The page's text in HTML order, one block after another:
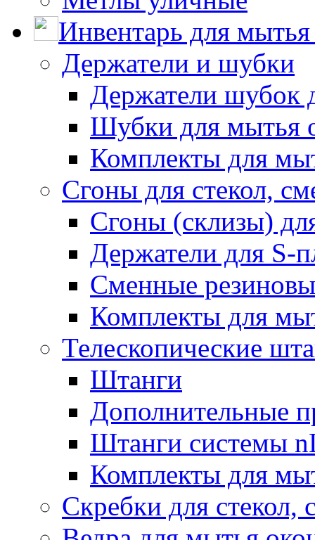
Инвентарь для мытья
Держатели и шубки
Держатели шубок
Шубки для мытья
Комплекты для
Сгоны для стекол,
Сгоны (склизы)
Держатели для S-
Сменные
Комплекты для
Телескопические
Штанги
Дополнительные
Штанги системы
Комплекты для
Скребки для стекол,